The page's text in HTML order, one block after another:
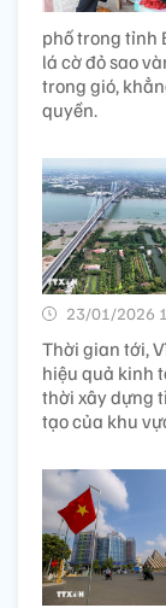
phố trong tỉnh
lá cờ đỏ sao
trong gió,
quyền.
23/01/2026
Thời gian tới,
hiệu quả kinh
thời xây dựng
tạo của khu